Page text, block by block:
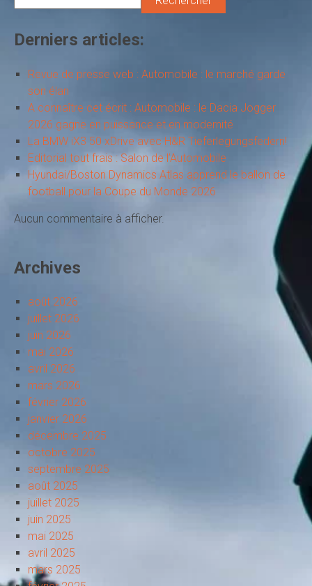
Derniers articles:
Revue de presse web : Automobile : le marché garde
son élan
A connaître cet écrit : Automobile : le Dacia Jogger
2026 gagne en puissance et en modernité
La BMW iX3 50 xDrive avec H&R Tieferlegungsfedern!
Editorial tout frais : Salon de l’Automobile
Hyundai/Boston Dynamics Atlas apprend le ballon de
football pour la Coupe du Monde 2026
Aucun commentaire à afficher.
Archives
août 2026
juillet 2026
juin 2026
mai 2026
avril 2026
mars 2026
février 2026
janvier 2026
décembre 2025
octobre 2025
septembre 2025
août 2025
juillet 2025
juin 2025
mai 2025
avril 2025
mars 2025